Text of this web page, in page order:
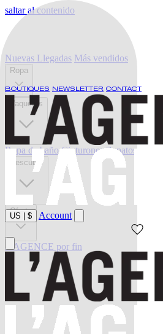
saltar al contenido
BOUTIQUES NEWSLETTER CONTACT
US $ Account
Nuevas Llegadas Más vendidos
Ropa
Vaqueros
Ropa de baño Cinturones Zapatos
Descubrir
Oferta
L'AGENCE por fin